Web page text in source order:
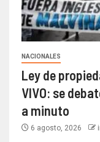
NACIONALES
Ley de
VIVO: se
a minuto
6 agosto, 2026